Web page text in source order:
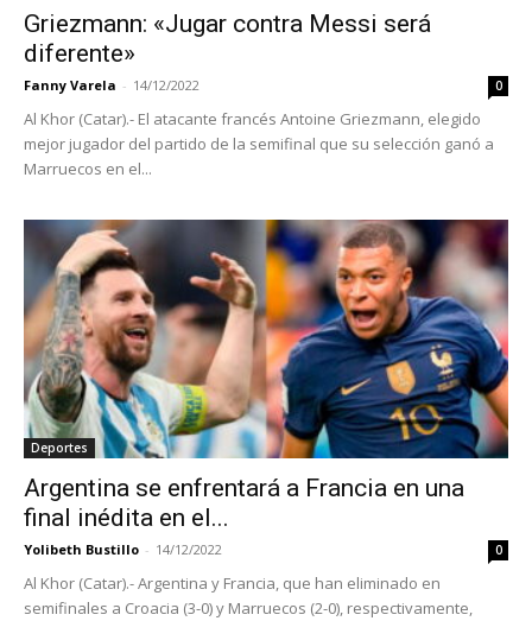
Griezmann: «Jugar contra Messi será
diferente»
Fanny Varela - 14/12/2022 0
Al Khor (Catar).- El atacante francés Antoine Griezmann, elegido
mejor jugador del partido de la semifinal que su selección ganó a
Marruecos en el...
Deportes
Argentina se enfrentará a Francia en una
final inédita en el...
Yolibeth Bustillo - 14/12/2022 0
Al Khor (Catar).- Argentina y Francia, que han eliminado en
semifinales a Croacia (3-0) y Marruecos (2-0), respectivamente,